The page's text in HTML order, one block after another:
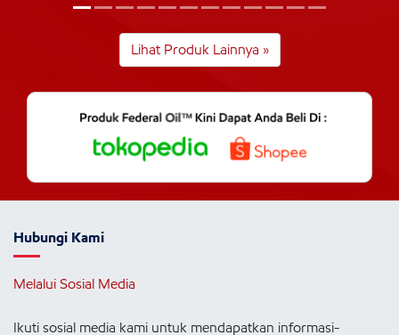
Lihat Produk Lainnya »
Hubungi Kami
Melalui Sosial Media
Ikuti sosial media kami untuk mendapatkan informasi-